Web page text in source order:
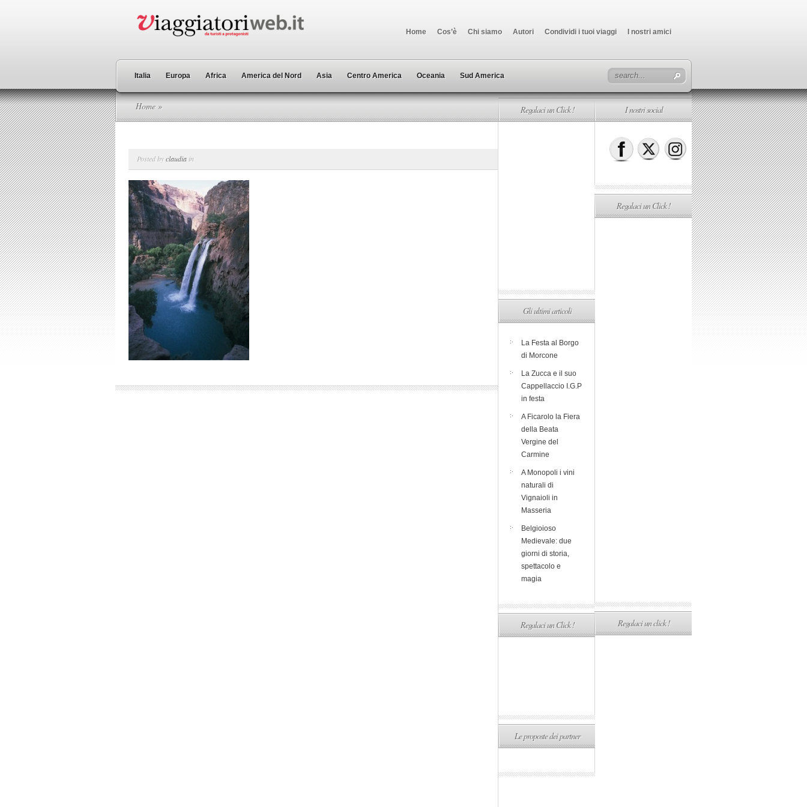
Home Cos’è Chi siamo Autori Condividi i tuoi viaggi I nostri amici
Italia Europa Africa America del Nord Asia Centro America Oceania Sud America
Home »
Posted byclaudia in
Regalaci un Click !
Gli ultimi articoli
La Festa al Borgo
di Morcone
La Zucca e il suo
Cappellaccio I.G.P
in festa
A Ficarolo la Fiera
della Beata
Vergine del
Carmine
A Monopoli i vini
naturali di
Vignaioli in
Masseria
Belgioioso
Medievale: due
giorni di storia,
spettacolo e
magia
Regalaci un Click !
Le proposte dei partner
I nostri social
Regalaci un Click !
Regalaci un click !